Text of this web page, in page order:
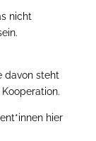
nicht
davon steht
hier